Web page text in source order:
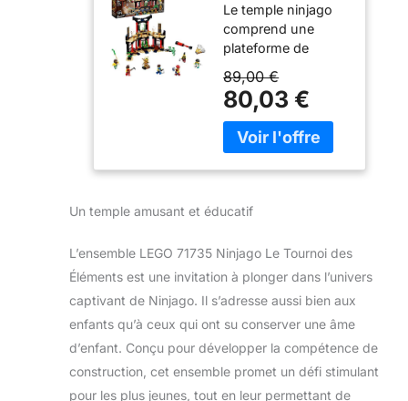
Éléments,
Ensemble de
Construction
de Temple avec
Arène de
Combat et
Figurine Ninja
Lloyd en Or à
Collectionner
Le temple ninjago
comprend une
plateforme de
organiser des duels
passionnants, une
plateforme d'armes
rotative et des
Comprend 7
Kai, Lloyd Legacy, le
maître des éléments
Bolobo, Gravis,
de la saison 4 de la
série TV Ninjago
Comprend
89,00 €
80,03 €
Un temple amusant et éducatif
L’ensemble LEGO 71735 Ninjago Le Tournoi des
Éléments est une invitation à plonger dans l’univers
captivant de Ninjago. Il s’adresse aussi bien aux
enfants qu’à ceux qui ont su conserver une âme
d’enfant. Conçu pour développer la compétence de
construction, cet ensemble promet un défi stimulant
pour les plus jeunes, tout en leur permettant de